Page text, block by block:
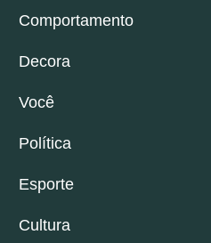
Comportamento
Decora
Você
Política
Esporte
Cultura